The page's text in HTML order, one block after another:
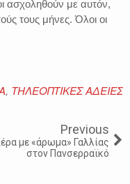
ασχοληθούν με αυτόν,
τους μήνες. Όλοι οι
, ΤΗΛΕΟΠΤΙΚΕΣ ΑΔΕΙΕΣ
Previous
με «άρωμα» Γαλλίας
στον Πανσερραϊκό